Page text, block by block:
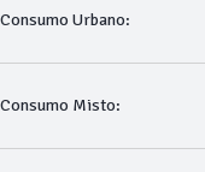
Consumo Urbano:
Consumo Misto: